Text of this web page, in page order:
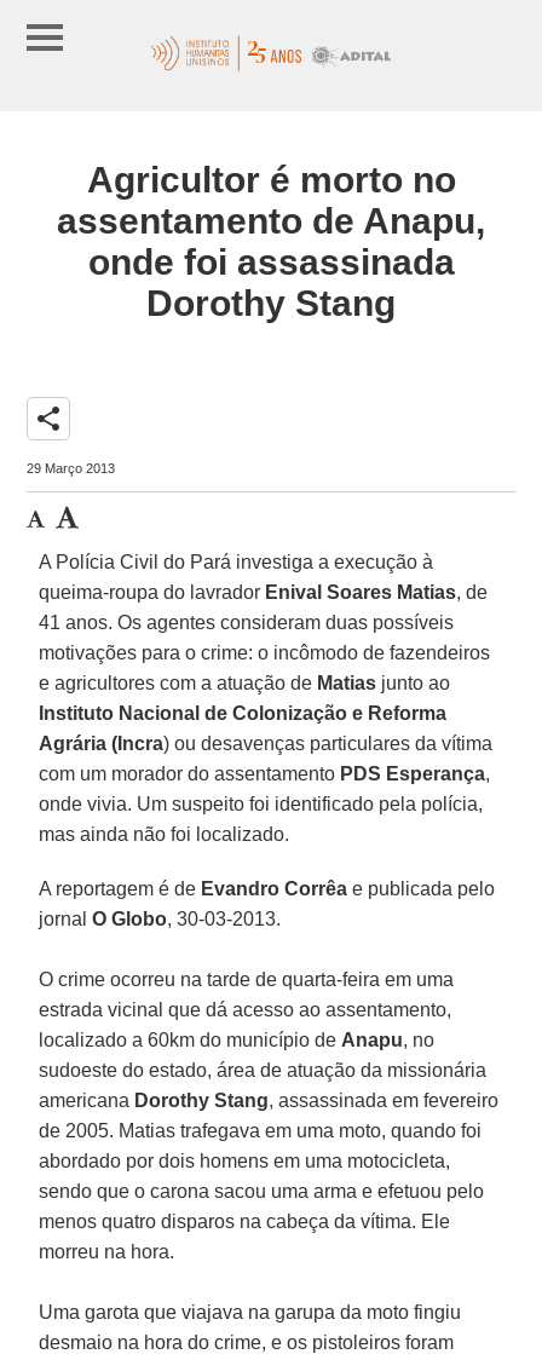
Agricultor é morto no
assentamento de Anapu,
onde foi assassinada
Dorothy Stang
share
29 Março 2013
A Polícia Civil do Pará investiga a execução à
queima-roupa do lavrador Enival Soares Matias, de
41 anos. Os agentes consideram duas possíveis
motivações para o crime: o incômodo de fazendeiros
e agricultores com a atuação de Matias junto ao
Instituto Nacional de Colonização e Reforma
Agrária (Incra) ou desavenças particulares da vítima
com um morador do assentamento PDS Esperança,
onde vivia. Um suspeito foi identificado pela polícia,
mas ainda não foi localizado.
A reportagem é de Evandro Corrêa e publicada pelo
jornalO Globo, 30-03-2013.
O crime ocorreu na tarde de quarta-feira em uma
estrada vicinal que dá acesso ao assentamento,
localizado a 60km do município de Anapu, no
sudoeste do estado, área de atuação da missionária
americana Dorothy Stang, assassinada em fevereiro
de 2005. Matias trafegava em uma moto, quando foi
abordado por dois homens em uma motocicleta,
sendo que o carona sacou uma arma e efetuou pelo
menos quatro disparos na cabeça da vítima. Ele
morreu na hora.
Uma garota que viajava na garupa da moto fingiu
desmaio na hora do crime, e os pistoleiros foram